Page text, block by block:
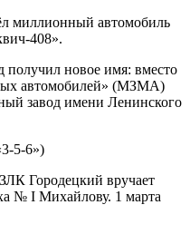
миллионный автомобиль
408».
получил новое имя: вместо
автомобилей» (МЗМА)
завод имени Ленинского
5-6»)
Городецкий вручает
№ I Михайлову. 1 марта